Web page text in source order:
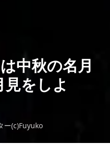
中秋の名月
をしよ
ー(c)Fuyuko